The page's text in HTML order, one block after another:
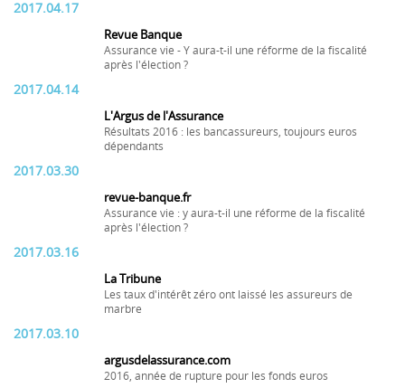
2017.04.17
Revue Banque
Assurance vie - Y aura-t-il une réforme de la fiscalité
après l'élection ?
2017.04.14
L'Argus de l'Assurance
Résultats 2016 : les bancassureurs, toujours euros
dépendants
2017.03.30
revue-banque.fr
Assurance vie : y aura-t-il une réforme de la fiscalité
après l'élection ?
2017.03.16
La Tribune
Les taux d'intérêt zéro ont laissé les assureurs de
marbre
2017.03.10
argusdelassurance.com
2016, année de rupture pour les fonds euros